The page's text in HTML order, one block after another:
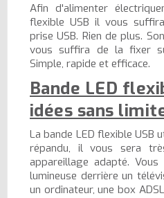
Afin d'alimenter
flexible USB il vous
prise USB. Rien de plus.
vous suffira de la fixer
Simple, rapide et efficace.
Bande LED
idées sans
La bande LED flexible USB
répandu, il vous sera
appareillage adapté.
lumineuse derrière un
un ordinateur, une box